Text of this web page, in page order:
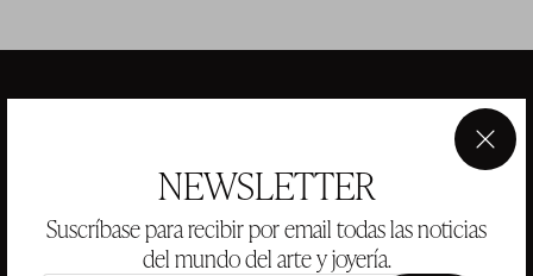
NEWSLETTER
Suscríbase para recibir por email todas las noticias
del mundo del arte y joyería.
×
ANSORENA
HISTORIA
ANSORENA